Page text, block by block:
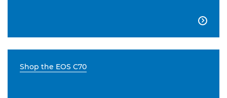

Shop the EOS C70